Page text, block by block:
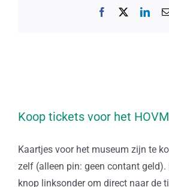
Facebook
Koop tickets voor het HOVM
Kaartjes voor het museum zijn te
zelf (alleen pin: geen contant geld).
knop linksonder om direct naar de